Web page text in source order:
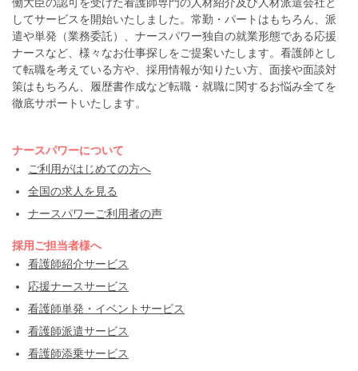
してサービスを開始いたしました。常勤・パートはもちろん、派
遣や単発（業務委託）、ナースパワー独自の就業形態である応援
ナースなど、様々なお仕事探しをご提案いたします。看護師とし
て転職を考えている方や、採用情報が知りたい方、面接や面談対
策はもちろん、履歴書作成など転職・就職に関するお悩み全てを
徹底サポートいたします。
ナースパワーについて
ご利用がはじめての方へ
全国の求人を見る
ナースパワーご利用者の声
採用ご担当者様へ
看護師紹介サービス
応援ナースサービス
看護師単発・イベントサービス
看護師派遣サービス
看護師添乗サービス